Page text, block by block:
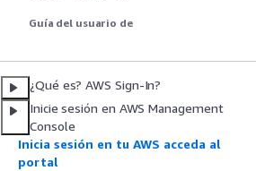
Guía del usuario de
¿Qué es? AWS Sign-In?
Inicie sesión en AWS Management
Console
Inicia sesión en tu AWS acceda al
portal